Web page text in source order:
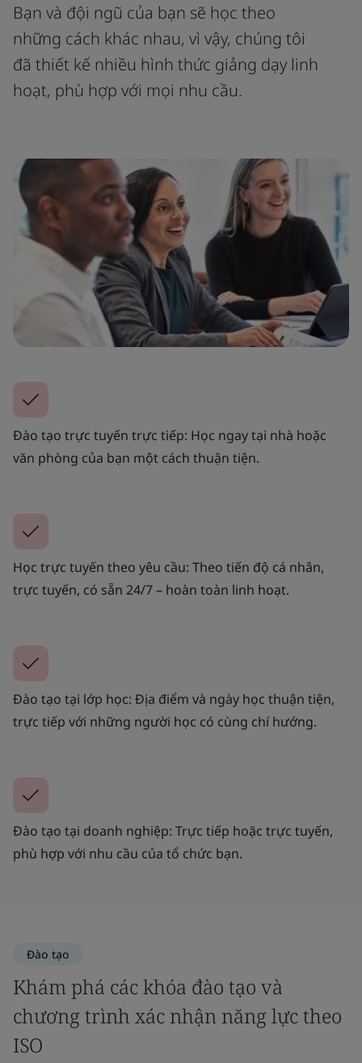
Bạn và đội ngũ của bạn sẽ học theo
những cách khác nhau, vì vậy, chúng tôi
đã thiết kế nhiều hình thức giảng dạy linh
hoạt, phù hợp với mọi nhu cầu.
Đào tạo trực tuyến trực tiếp: Học ngay tại nhà hoặc
văn phòng của bạn một cách thuận tiện.
Học trực tuyến theo yêu cầu: Theo tiến độ cá nhân,
trực tuyến, có sẵn 24/7 – hoàn toàn linh hoạt.
Đào tạo tại lớp học: Địa điểm và ngày học thuận tiện,
trực tiếp với những người học có cùng chí hướng.
Đào tạo tại doanh nghiệp: Trực tiếp hoặc trực tuyến,
phù hợp với nhu cầu của tổ chức bạn.
Đào tạo
Khám phá các khóa đào tạo và
chương trình xác nhận năng lực theo
ISO